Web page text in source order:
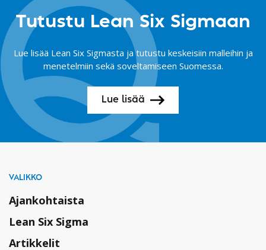
Tutustu Lean Six Sigmaan
Lue lisää Lean Six Sigmasta ja tutustu keskeisiin malleihin ja
menetelmiin sekä soveltamiseen Suomessa.
Lue lisää
VALIKKO
Ajankohtaista
Lean Six Sigma
Artikkelit